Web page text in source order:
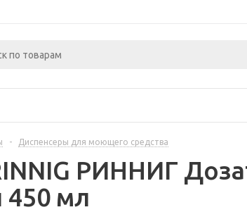
- Диспенсеры для моющего средства
РИННИГ
мл